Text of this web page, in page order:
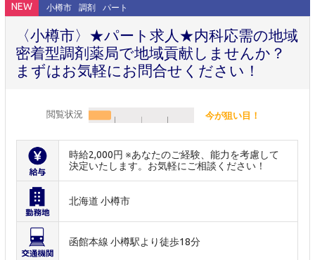
NEW 小樽市 調剤 パート
〈小樽市〉★パート求人★内科応需の地域
密着型調剤薬局で地域貢献しませんか？
まずはお気軽にお問合せください！
閲覧状況 今が狙い目！
時給2,000円 ※あなたのご経験、能力を考慮して
決定いたします。お気軽にご相談ください！
北海道 小樽市
函館本線 小樽駅より徒歩18分